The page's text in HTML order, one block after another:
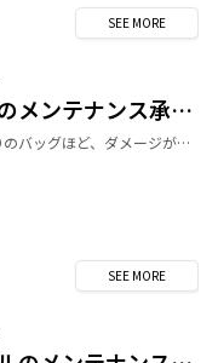
SEE MORE
バッグのメンテナンス承ります！
お気に入りのバッグほど、ダメージが目立って気になる… なんてことありますよね。 そんなダメージが気になるバッグを お直しや修理でキレイにしませんか？ ＼当店では、さまざまなバッグのメンテナンスを承ります！／ ・持ち手交換 ・ファスナー交換 ・内装（内袋）の交換 ・持ち手などの付根の革の交換 ・破れ補修 ※お品物の素材や状態により加工をお受けできない場合がございます。 バッグ修理の他にも、 バッグの洗浄やカラーリングを行う、 クレンジング＆ケアも承ります！ お気軽に店舗までご相談ください！ ▼サービス詳細はこちら https://riat-rs.com/service-contents/bags/?utm_source=shopnews&utm_medium=referral&utm_campaign=r_bags
SEE MORE